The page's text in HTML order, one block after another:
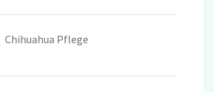
Chihuahua Pflege